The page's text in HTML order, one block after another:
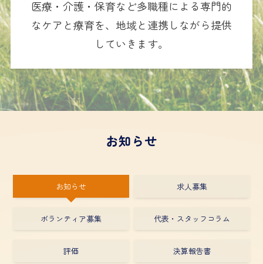
医療・介護・保育など多職種による専門的
なケアと療育を、地域と連携しながら提供
していきます。
お知らせ
お知らせ 求人募集
ボランティア募集 代表・スタッフコラム
評価 決算報告書